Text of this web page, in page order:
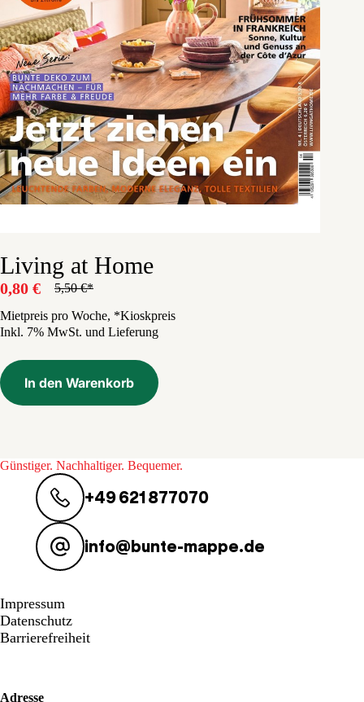
Living at Home
5,50€
Ursprünglicher
Preis
war:
0,80 €
Aktueller
Preis
ist:
Mietpreis pro Woche, *Kioskpreis
Inkl. 7% MwSt. und Lieferung
In den Warenkorb
Günstiger. Nachhaltiger. Bequemer.
+49 621 877070
info@bunte-mappe.de
Impressum
Datenschutz
Barrierefreiheit
Adresse